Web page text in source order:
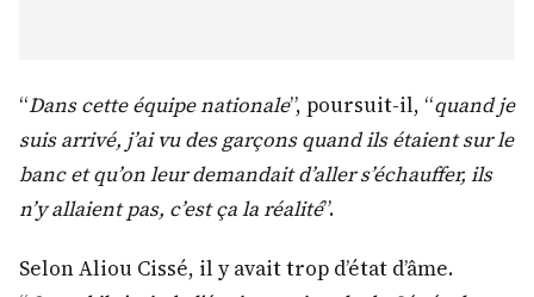
“Dans cette équipe nationale”, poursuit-il, “quand je
suis arrivé, j’ai vu des garçons quand ils étaient sur le
banc et qu’on leur demandait d’aller s’échauffer, ils
n’y allaient pas, c’est ça la réalité”.
Selon Aliou Cissé, il y avait trop d’état d’âme.